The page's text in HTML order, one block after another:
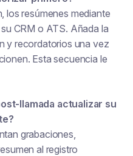
los resúmenes mediante
CRM o ATS. Añada la
y recordatorios una vez
Esta secuencia le
llamada actualizar su
grabaciones,
al registro